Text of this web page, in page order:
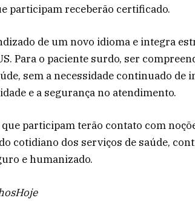
participam receberão certificado.
de um novo idioma e integra
Para o paciente surdo, ser
sem a necessidade continuado de
e a segurança no atendimento.
participam terão contato com
cotidiano dos serviços de saúde,
e humanizado.